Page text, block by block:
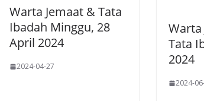
Warta Jemaat & Tata
Ibadah Minggu, 28
April 2024
2024-04-27
Warta
Tata
2024
2024-